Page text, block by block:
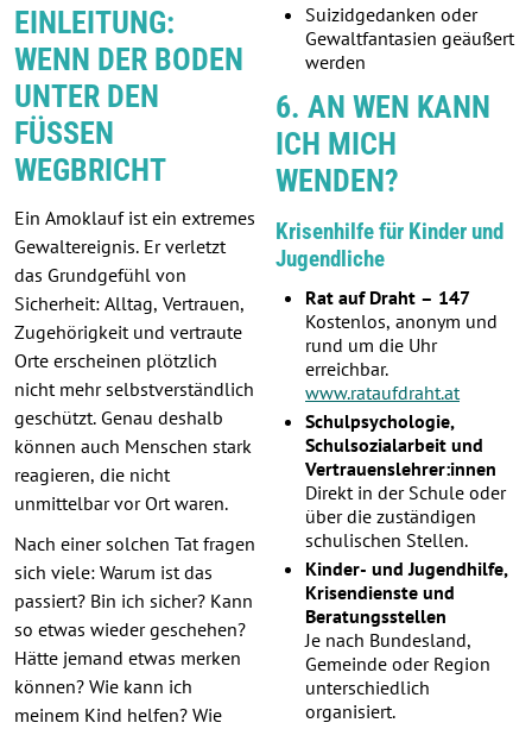
EINLEITUNG:
WENN DER BODEN
UNTER DEN
FÜSSEN W
EGBRICHT
Ein Amoklauf ist ein extremes
Gewaltereignis. Er verletzt
das Grundgefühl von
Sicherheit: Alltag, Vertrauen,
Zugehörigkeit und vertraute
Orte erscheinen plötzlich
nicht mehr selbstverständlich
geschützt. Genau deshalb
können auch Menschen stark
reagieren, die nicht
unmittelbar vor Ort waren.
Nach einer solchen Tat fragen
sich viele: Warum ist das
passiert? Bin ich sicher? Kann
so etwas wieder geschehen?
Hätte jemand etwas merken
können? Wie kann ich
meinem Kind helfen? Wie
Suizidgedanken oder
Gewaltfantasien geäußert
werden
6. AN WEN KANN
ICH MICH
WENDEN?
Krisenhilfe für Kinder und
Jugendliche
Rat auf Draht – 147
Kostenlos, anonym und
rund um die Uhr
erreichbar.
www.rataufdraht.at
Schulpsychologie,
Schulsozialarbeit und
Vertrauenslehrer:innen
Direkt in der Schule oder
über die zuständigen
schulischen Stellen.
Kinder- und Jugendhilfe,
Krisendienste und
Beratungsstellen
Je nach Bundesland,
Gemeinde oder Region
unterschiedlich
organisiert.